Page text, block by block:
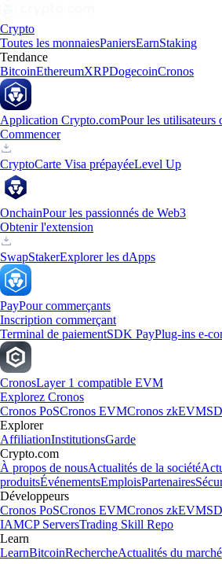
Crypto
Toutes les monnaiesPaniersEarnStaking
Tendance
BitcoinEthereumXRPDogecoinCronos
Application Crypto.comPour les utilisateurs
Commencer
CryptoCarte Visa prépayéeLevel Up
OnchainPour les passionnés de Web3
Obtenir l'extension
SwapStakerExplorer les dApps
PayPour commerçants
Inscription commerçant
Terminal de paiementSDK PayPlug-ins e-
CronosLayer 1 compatible EVM
Explorez Cronos
Cronos PoSCronos EVMCronos zkEVM
Explorer
AffiliationInstitutionsGarde
Crypto.com
À propos de nousActualités de la société
produitsÉvénementsEmploisPartenaires
Développeurs
Cronos PoSCronos EVMCronos zkEVM
IAMCP ServersTrading Skill Repo
Learn
LearnBitcoinRechercheActualités du marché